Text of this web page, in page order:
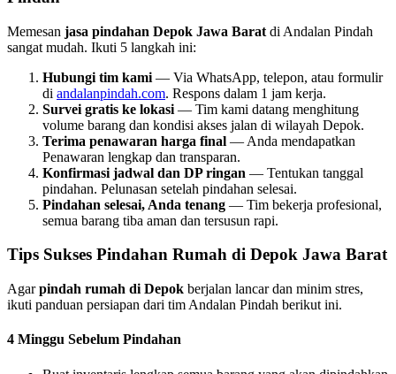
Memesan jasa pindahan Depok Jawa Barat di Andalan Pindah
sangat mudah. Ikuti 5 langkah ini:
Hubungi tim kami — Via WhatsApp, telepon, atau formulir
di andalanpindah.com. Respons dalam 1 jam kerja.
Survei gratis ke lokasi — Tim kami datang menghitung
volume barang dan kondisi akses jalan di wilayah Depok.
Terima penawaran harga final — Anda mendapatkan
Penawaran lengkap dan transparan.
Konfirmasi jadwal dan DP ringan — Tentukan tanggal
pindahan. Pelunasan setelah pindahan selesai.
Pindahan selesai, Anda tenang — Tim bekerja profesional,
semua barang tiba aman dan tersusun rapi.
Tips Sukses Pindahan Rumah di Depok Jawa Barat
Agarpindah rumah di Depok berjalan lancar dan minim stres,
ikuti panduan persiapan dari tim Andalan Pindah berikut ini.
4 Minggu Sebelum Pindahan